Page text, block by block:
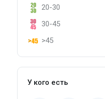
20-30
30-45
>45
У кого есть